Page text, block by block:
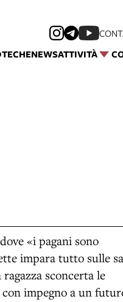
NEWSATTIVITÀ
«i pagani sono
impara tutto sulle
sconcerta le
impegno a un